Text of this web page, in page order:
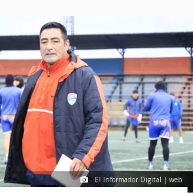
El Informador Digital | web